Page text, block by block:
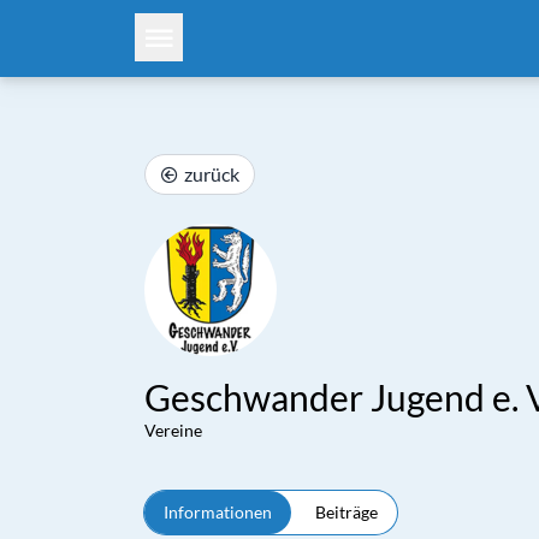
zurück
Geschwander Jugend e.
Vereine
Informationen Beiträge